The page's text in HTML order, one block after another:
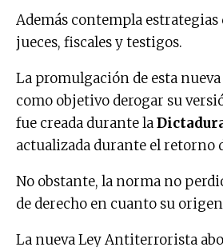
Además contempla estrategias
jueces, fiscales y testigos.
La promulgación de esta
como objetivo derogar su
fue creada durante la
actualizada durante el retorno
No obstante, la norma no
de derecho en cuanto su
La nueva Ley Antiterrorista